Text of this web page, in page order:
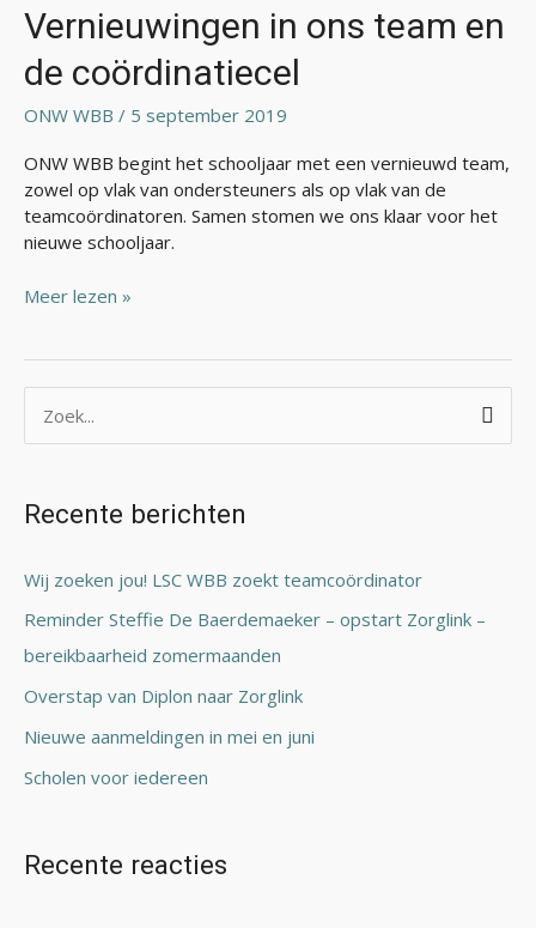
Vernieuwingen in ons team en
de coördinatiecel
ONW WBB / 5 september 2019
ONW WBB begint het schooljaar met een vernieuwd team,
zowel op vlak van ondersteuners als op vlak van de
teamcoördinatoren. Samen stomen we ons klaar voor het
nieuwe schooljaar.
ons
team
en
de
coördinatiecel
Meer lezen »
k
:
Recente berichten
Wij zoeken jou! LSC WBB zoekt teamcoördinator
Reminder Steffie De Baerdemaeker – opstart Zorglink –
bereikbaarheid zomermaanden
Overstap van Diplon naar Zorglink
Nieuwe aanmeldingen in mei en juni
Scholen voor iedereen
Recente reacties